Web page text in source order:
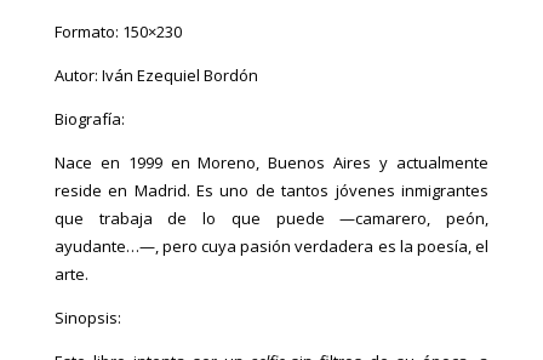
Formato: 150×230
Autor: Iván Ezequiel Bordón
Biografía:
Nace en 1999 en Moreno, Buenos Aires y actualmente
reside en Madrid. Es uno de tantos jóvenes inmigrantes
que trabaja de lo que puede —camarero, peón,
ayudante…—, pero cuya pasión verdadera es la poesía, el
arte.
Sinopsis: